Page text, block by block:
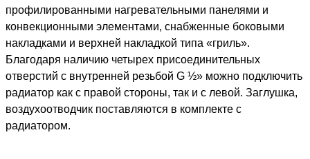
профилированными нагревательными панелями и
конвекционными элементами, снабженные боковыми
накладками и верхней накладкой типа «гриль».
Благодаря наличию четырех присоединительных
отверстий с внутренней резьбой G ½» можно подключить
радиатор как с правой стороны, так и с левой. Заглушка,
воздухоотводчик поставляются в комплекте с
радиатором.